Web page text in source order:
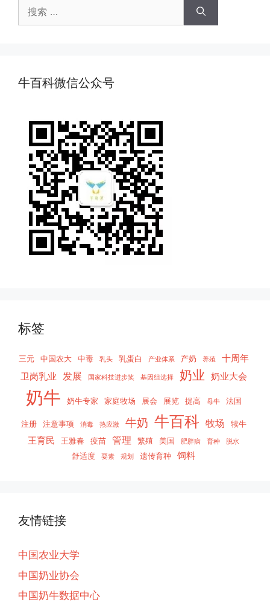
索：
牛百科微信公众号
标签
三元 中国农大 中毒 乳头 乳蛋白 产业体系 产奶 养殖
十周年
卫岗乳业 发展 国家科技进步奖 基因组选择 奶业 奶业大会
奶牛 奶牛专家 家庭牧场 展会 展览 提高 母牛 法国
注册 注意事项 消毒 热应激 牛奶 牛百科 牧场 犊牛
王育民 王雅春 疫苗 管理 繁殖 美国 肥胖病 育种 脱水
舒适度 要素 规划 遗传育种 饲料
友情链接
中国农业大学
中国奶业协会
中国奶牛数据中心